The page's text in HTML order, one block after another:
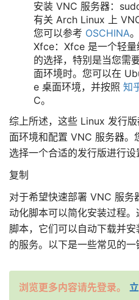
安装 VNC 服务器：
有关 Arch Linux 上
您可以参考 OSCHINA。
Xfce：Xfce 是一个轻
的选择，特别是当您需
面环境时。您可以在
e 桌面环境，并按照 知
C。
综上所述，这些 Linux 发行
面环境和配置 VNC 服务器。
选择一个合适的发行版进行设
复制
对于希望快速部署 VNC 服务
动化脚本可以简化安装过程
脚本，它们可以自动下载并
的服务。以下是一些常见的
浏览更多内容请先登录。